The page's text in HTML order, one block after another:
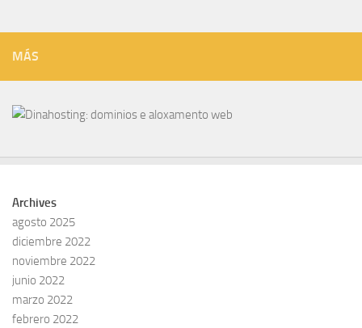
MÁS
Archives
agosto 2025
diciembre 2022
noviembre 2022
junio 2022
marzo 2022
febrero 2022